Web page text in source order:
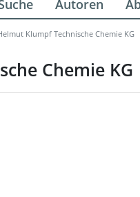
Autoren
Klumpf Technische Chemie KG
Chemie KG